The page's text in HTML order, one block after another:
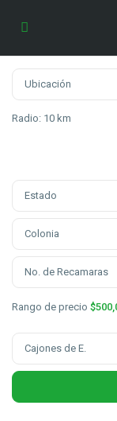
Radio: 10 km
Estado
Colonia
No. de Recamaras
Rango de precio